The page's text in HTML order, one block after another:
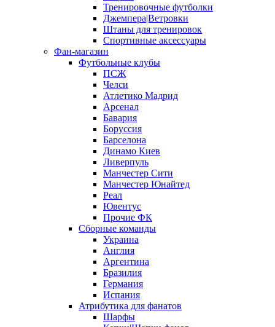
Тренировочные футболки
Джемпера|Ветровки
Штаны для тренировок
Спортивные аксессуары
Фан-магазин
Футбольные клубы
ПСЖ
Челси
Атлетико Мадрид
Арсенал
Бавария
Боруссия
Барселона
Динамо Киев
Ливерпуль
Манчестер Сити
Манчестер Юнайтед
Реал
Ювентус
Прочие ФК
Сборные команды
Украина
Англия
Аргентина
Бразилия
Германия
Испания
Атрибутика для фанатов
Шарфы